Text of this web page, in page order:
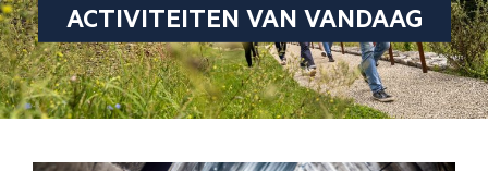
ACTIVITEITEN VAN VANDAAG